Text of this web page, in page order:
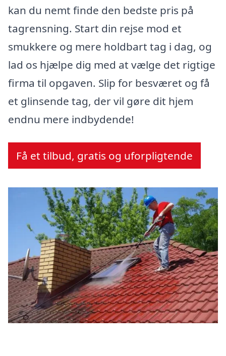
kan du nemt finde den bedste pris på
tagrensning. Start din rejse mod et
smukkere og mere holdbart tag i dag, og
lad os hjælpe dig med at vælge det rigtige
firma til opgaven. Slip for besværet og få
et glinsende tag, der vil gøre dit hjem
endnu mere indbydende!
Få et tilbud, gratis og uforpligtende